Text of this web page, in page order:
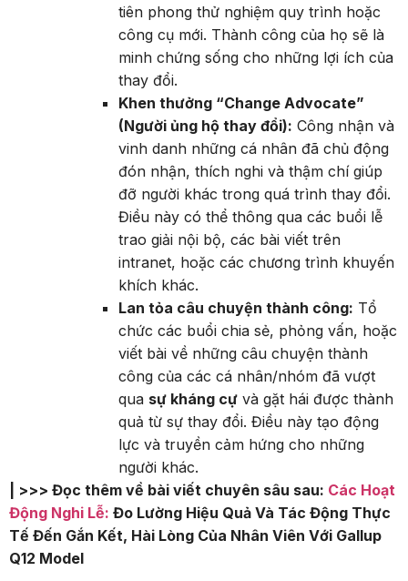
tiên phong thử nghiệm quy trình hoặc
công cụ mới. Thành công của họ sẽ là
minh chứng sống cho những lợi ích của
thay đổi.
Khen thưởng “Change Advocate”
(Người ủng hộ thay đổi): Công nhận và
vinh danh những cá nhân đã chủ động
đón nhận, thích nghi và thậm chí giúp
đỡ người khác trong quá trình thay đổi.
Điều này có thể thông qua các buổi lễ
trao giải nội bộ, các bài viết trên
intranet, hoặc các chương trình khuyến
khích khác.
Lan tỏa câu chuyện thành công: Tổ
chức các buổi chia sẻ, phỏng vấn, hoặc
viết bài về những câu chuyện thành
công của các cá nhân/nhóm đã vượt
qua sự kháng cự và gặt hái được thành
quả từ sự thay đổi. Điều này tạo động
lực và truyền cảm hứng cho những
người khác.
| >>> Đọc thêm về bài viết chuyên sâu sau: Các Hoạt
Động Nghi Lễ: Đo Lường Hiệu Quả Và Tác Động Thực
Tế Đến Gắn Kết, Hài Lòng Của Nhân Viên Với Gallup
Q12 Model